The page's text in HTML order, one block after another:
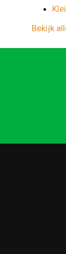
Bekijk